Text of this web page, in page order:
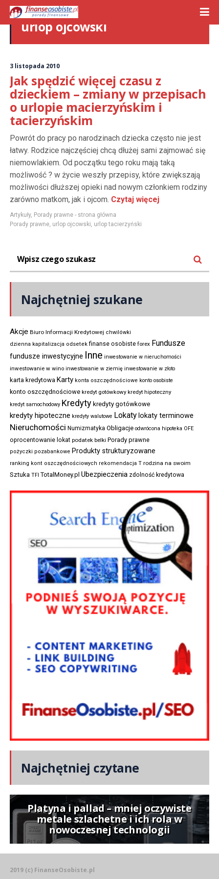
urlop ojcowski
3 listopada 2010
Jak spędzić więcej czasu z
dzieckiem – zmiany w przepisach
o urlopie macierzyńskim i
tacierzyńskim
Powrót do pracy po narodzinach dziecka często nie jest
łatwy. Rodzice najczęściej chcą dłużej sami zajmować się
niemowlakiem. Od początku tego roku mają taką
możliwość ? w życie weszły przepisy, które zwiększają
możliwości dłuższej opieki nad nowym członkiem rodziny
zarówno matkom, jak i ojcom. Czytaj więcej
Artykuły, Porady prawne - strona główna
Porady prawne, urlop ojcowski, urlop tacierzyński
Najchętniej szukane
Akcje Biuro Informacji Kredytowej chwilówki
dzienna kapitalizacja odsetek finanse osobiste forex Fundusze
fundusze inwestycyjne Inne inwestowanie w nieruchomości
inwestowanie w wino inwestowanie w ziemię inwestowanie w złoto
karta kredytowa Karty konta oszczędnościowe konto osobiste
konto oszczędnościowe kredyt gotówkowy kredyt hipoteczny
kredyt samochodowy Kredyty kredyty gotówkowe
kredyty hipoteczne kredyty walutowe Lokatylokaty terminowe
Nieruchomości Numizmatyka Obligacje odwrócona hipoteka OFE
oprocentowanie lokat podatek belki Porady prawne
pożyczki pozabankowe Produkty strukturyzowane
ranking kont oszczędnościowych rekomendacja T rodzina na swoim
Sztuka TFI TotalMoney.pl Ubezpieczenia zdolność kredytowa
Najchętniej czytane
Platyna i pallad – mniej oczywiste
metale szlachetne i ich rola w
nowoczesnej technologii
2019 (c) FinanseOsobiste.pl